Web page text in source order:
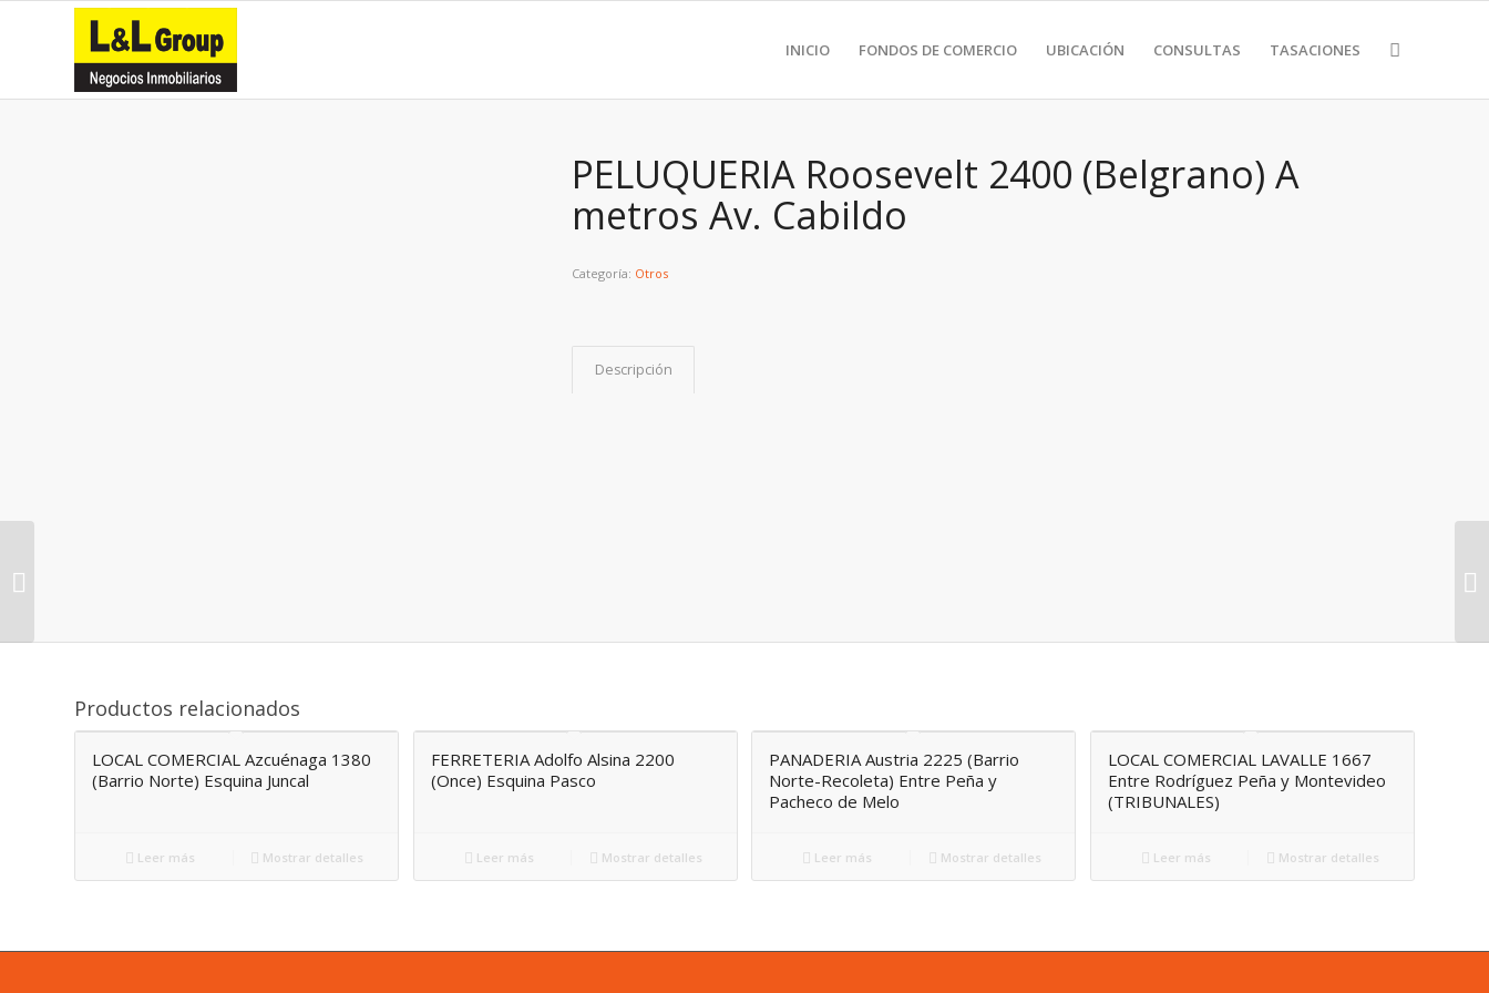
INICIO FONDOS DE COMERCIO UBICACIÓN CONSULTAS TASACIONES
PELUQUERIA Roosevelt 2400 (Belgrano) A
metros Av. Cabildo
Categoría: Otros
Descripción
Productos relacionados
LOCAL COMERCIAL Azcuénaga 1380
(Barrio Norte) Esquina Juncal
Leer más Mostrar detalles
FERRETERIA Adolfo Alsina 2200
(Once) Esquina Pasco
Leer más Mostrar detalles
PANADERIA Austria 2225 (Barrio
Norte-Recoleta) Entre Peña y
Pacheco de Melo
Leer más Mostrar detalles
LOCAL COMERCIAL LAVALLE 1667
Entre Rodríguez Peña y Montevideo
(TRIBUNALES)
Leer más Mostrar detalles